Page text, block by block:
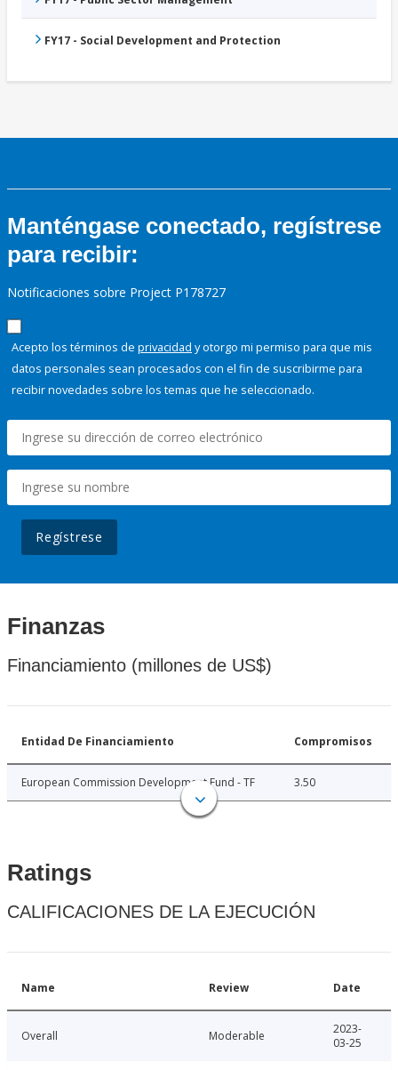
FY17 - Social Development and Protection
Manténgase conectado, regístrese
para recibir:
Notificaciones sobre Project P178727
Acepto los términos de privacidad y otorgo mi permiso para que mis
datos personales sean procesados con el fin de suscribirme para
recibir novedades sobre los temas que he seleccionado.
Regístrese
Finanzas
Financiamiento (millones de US$)
Entidad De Financiamiento Compromisos
European Commission Development Fund - TF 3.50
Ratings
CALIFICACIONES DE LA EJECUCIÓN
Name Review Date
Overall Moderable
2023-
03-25